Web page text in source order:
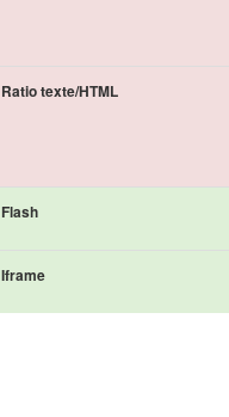
Ratio texte/HTML
Flash
Iframe